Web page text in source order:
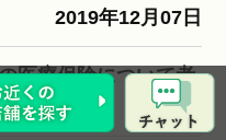
2019年12月07日
医療保険について考